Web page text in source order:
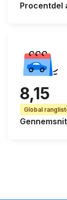
Procentdel
8,15
Global